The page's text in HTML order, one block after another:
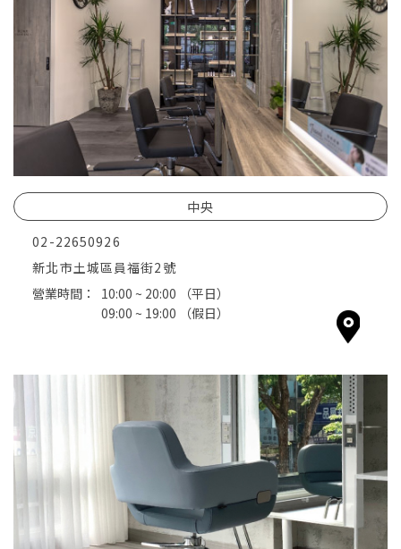
中央
02-22650926
新北市土城區員福街2號
營業時間：
10:00 ~ 20:00
（平日）
09:00 ~ 19:00
（假日）